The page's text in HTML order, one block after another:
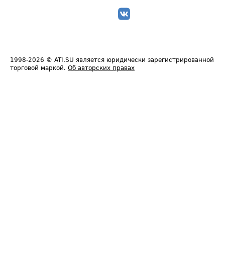
1998-2026 © ATI.SU является юридически зарегистрированной
торговой маркой. Об авторских правах